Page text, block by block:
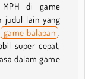
MPH di game
judul lain yang
game balapan .
super cepat,
dalam game